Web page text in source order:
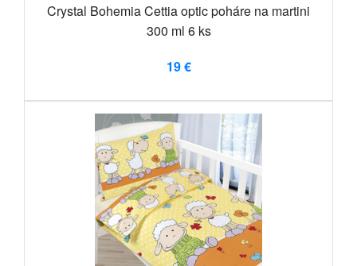
Crystal Bohemia Cettia optic poháre na martini
300 ml 6 ks
19 €